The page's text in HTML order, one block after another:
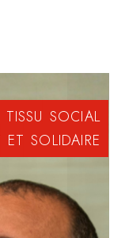
TISSU SOCIAL
ET SOLIDAIRE